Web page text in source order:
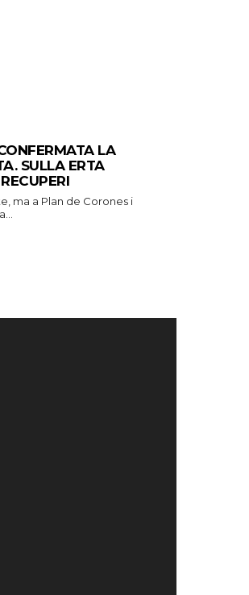
LA
SULLA ERTA
ma a Plan de Corones i